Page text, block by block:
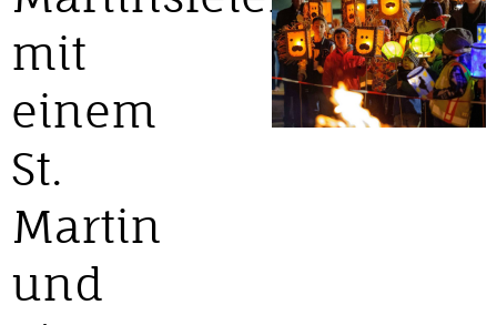
mit
einem
St.
Martin
und